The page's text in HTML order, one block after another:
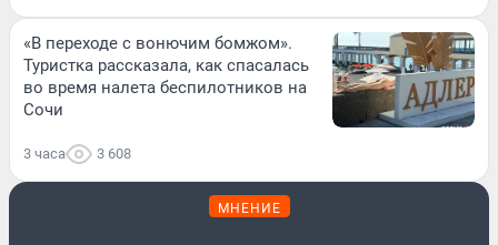
«В переходе с вонючим бомжом».
Туристка рассказала, как спасалась
во время налета беспилотников на
Сочи
3 часа 3 608
МНЕНИЕ